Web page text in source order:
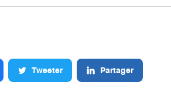
Tweeter Partager